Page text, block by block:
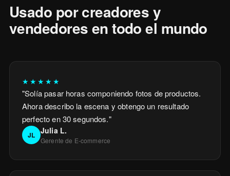
Usado por creadores y
vendedores en todo el mundo
★★★★★
"Solía pasar horas componiendo fotos de productos.
Ahora describo la escena y obtengo un resultado
perfecto en 30 segundos."
JL Julia L.
Gerente de E-commerce